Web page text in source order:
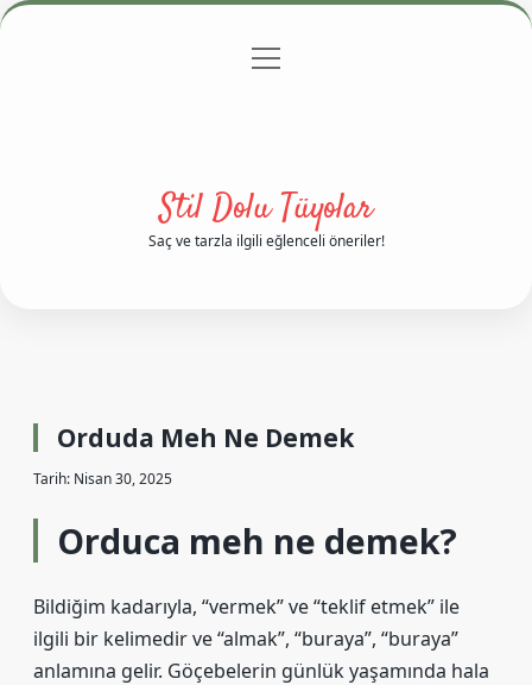
Gizlilik Politikası
menüyü
Stil Dolu Tüyolar
Saç ve tarzla ilgili eğlenceli öneriler!
Orduda Meh Ne Demek
Tarih: Nisan 30, 2025
Orduca meh ne demek?
Bildiğim kadarıyla, “vermek” ve “teklif etmek” ile
ilgili bir kelimedir ve “almak”, “buraya”, “buraya”
anlamına gelir. Göçebelerin günlük yaşamında hala